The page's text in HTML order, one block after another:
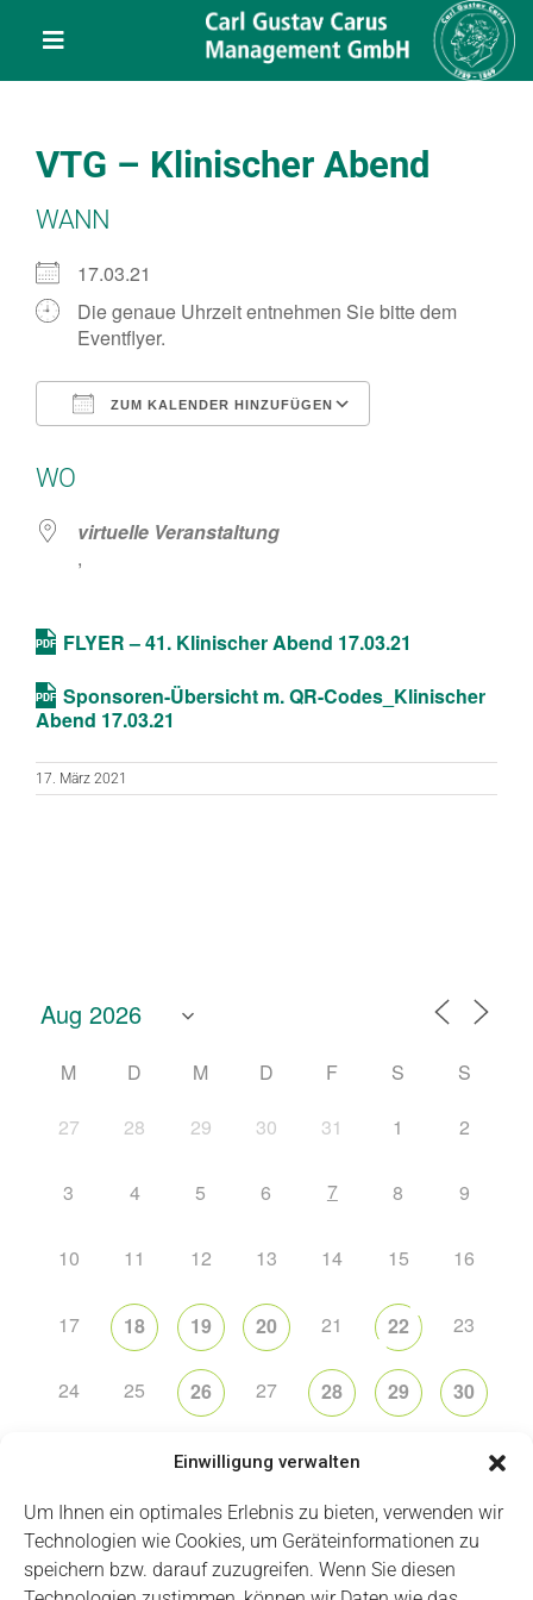
Einwilligung verwalten
Um Ihnen ein optimales Erlebnis zu bieten, verwenden wir
Technologien wie Cookies, um Geräteinformationen zu
speichern bzw. darauf zuzugreifen. Wenn Sie diesen
Toggle
Navigation
Über uns
Veranstaltungen
Projekte
Service
VTG – Klinischer Abend
WANN
17.03.21
Die genaue Uhrzeit entnehmen Sie bitte dem
Eventflyer.
ZUM KALENDER HINZUFÜGEN
WO
virtuelle Veranstaltung
,
FLYER – 41. Klinischer Abend 17.03.21
Sponsoren-Übersicht m. QR-Codes_Klinischer
Abend 17.03.21
17. März 2021
M D M D F S
S
27
28 29 30 31 1 2
3 4 5 6 7 8 9
10 11 12 13 14 15 16
17 18 19 20 21 22 23
24 25 26 27 28 29 30
2 3 4